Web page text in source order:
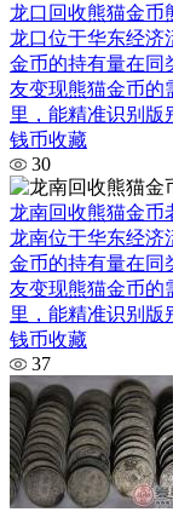
龙口回收熊猫金币
龙口位于华东经济
金币的持有量在同
友变现熊猫金币的
里，能精准识别版
钱币收藏
30
龙南回收熊猫金币
龙南位于华东经济
金币的持有量在同
友变现熊猫金币的
里，能精准识别版
钱币收藏
37